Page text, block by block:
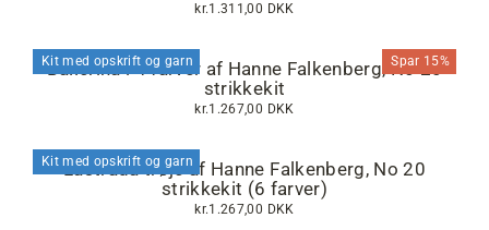
kr.1.311,00 DKK
Kit med opskrift og garn Spar 15%
Ballerina i 4 farver af Hanne Falkenberg, No 20
strikkekit
kr.1.267,00 DKK
Kit med opskrift og garn
Lastrada trøje af Hanne Falkenberg, No 20
strikkekit (6 farver)
kr.1.267,00 DKK